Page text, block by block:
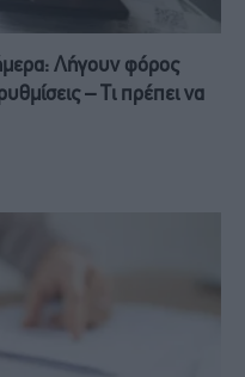
Λήγουν φόρος
– Τι πρέπει να